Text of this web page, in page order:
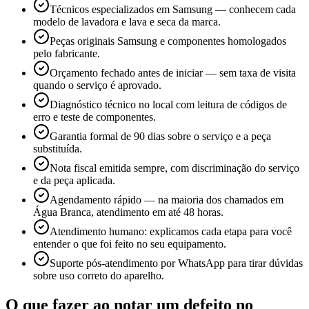
Técnicos especializados em Samsung — conhecem cada
modelo de lavadora e lava e seca da marca.
Peças originais Samsung e componentes homologados
pelo fabricante.
Orçamento fechado antes de iniciar — sem taxa de visita
quando o serviço é aprovado.
Diagnóstico técnico no local com leitura de códigos de
erro e teste de componentes.
Garantia formal de 90 dias sobre o serviço e a peça
substituída.
Nota fiscal emitida sempre, com discriminação do serviço
e da peça aplicada.
Agendamento rápido — na maioria dos chamados em
Água Branca, atendimento em até 48 horas.
Atendimento humano: explicamos cada etapa para você
entender o que foi feito no seu equipamento.
Suporte pós-atendimento por WhatsApp para tirar dúvidas
sobre uso correto do aparelho.
O que fazer ao notar um defeito no